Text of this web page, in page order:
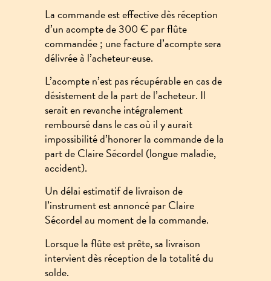
La commande est effective dès réception
d’un acompte de 300 € par flûte
commandée ; une facture d’acompte sera
délivrée à l’acheteur·euse.
L’acompte n’est pas récupérable en cas de
désistement de la part de l’acheteur. Il
serait en revanche intégralement
remboursé dans le cas où il y aurait
impossibilité d’honorer la commande de la
part de Claire Sécordel (longue maladie,
accident).
Un délai estimatif de livraison de
l’instrument est annoncé par Claire
Sécordel au moment de la commande.
Lorsque la flûte est prête, sa livraison
intervient dès réception de la totalité du
solde.